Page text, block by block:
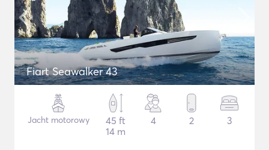
Fiart Seawalker 43
Jacht motorowy
45 ft
14 m
4 2 3